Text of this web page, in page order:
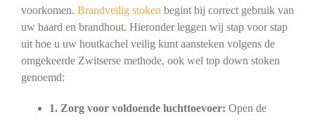
voorkomen. Brandveilig stoken begint bij correct gebruik van
uw haard en brandhout. Hieronder leggen wij stap voor stap
uit hoe u uw houtkachel veilig kunt aansteken volgens de
omgekeerde Zwitserse methode, ook wel top down stoken
genoemd:
1. Zorg voor voldoende luchttoevoer: Open de